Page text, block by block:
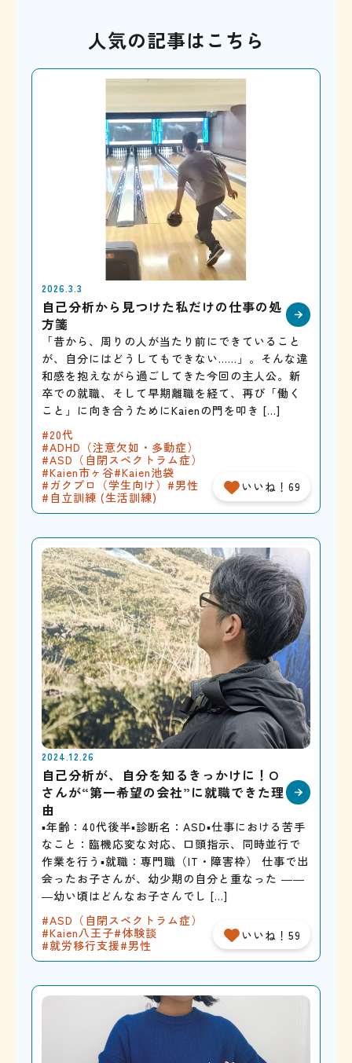
人気の記事はこちら
2026.3.3
自己分析から見つけた私だけの仕事の処
方箋
「昔から、周りの人が当たり前にできていること
が、自分にはどうしてもできない……」。そんな違
和感を抱えながら過ごしてきた今回の主人公。新
卒での就職、そして早期離職を経て、再び「働く
こと」に向き合うためにKaienの門を叩き […]
20代
ADHD（注意欠如・多動症）
ASD（自閉スペクトラム症）
Kaien市ヶ谷 Kaien池袋
ガクプロ（学生向け）
男性
自立訓練 (生活訓練)
いいね！69
2024.12.26
自己分析が、自分を知るきっかけに！O
さんが“第一希望の会社”に就職できた理
由
▪年齢：40代後半▪診断名：ASD▪仕事における苦手
なこと：臨機応変な対応、口頭指示、同時並行で
作業を行う▪就職：専門職（IT・障害枠） 仕事で出
会ったお子さんが、幼少期の自分と重なった ――
―幼い頃はどんなお子さんでし […]
ASD（自閉スペクトラム症）
Kaien八王子 体験談
就労移行支援 男性
いいね！59